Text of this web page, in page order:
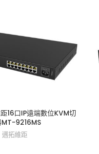
16口IP遠端數位KVM切
MT-9216MS
邁拓維距